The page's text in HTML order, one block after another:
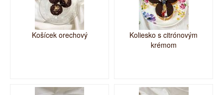
Košícek orechový
Koliesko s citrónovým
krémom